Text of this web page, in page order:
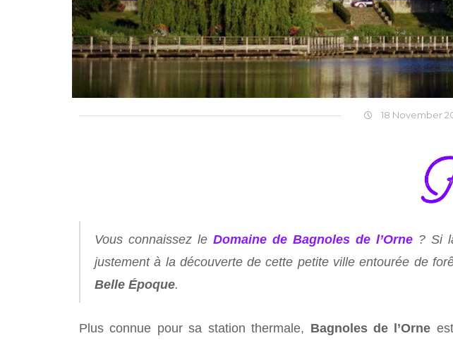
18 November
Vous connaissez le Domaine de Bagnoles de l’Orne? Si
justement à la découverte de cette petite ville entourée de
Belle Époque.
Plus connue pour sa station thermale, Bagnoles de l’Orne